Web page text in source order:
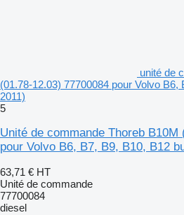
unité de
(01.78-12.03) 77700084 pour Volvo
2011)
5
Unité de commande Thoreb B10M
pour Volvo B6, B7, B9, B10, B12
63,71 € HT
Unité de commande
77700084
diesel